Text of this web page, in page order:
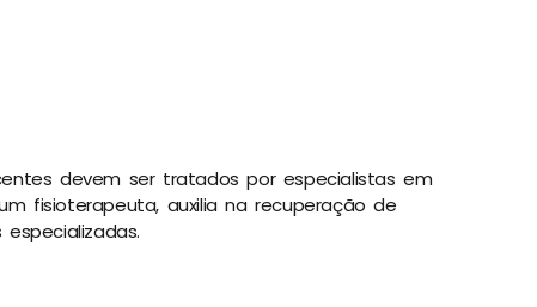
devem ser tratados por especialistas em
fisioterapeuta, auxilia na recuperação de